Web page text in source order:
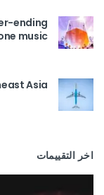
ending
music
Asia
اخر التقييمات